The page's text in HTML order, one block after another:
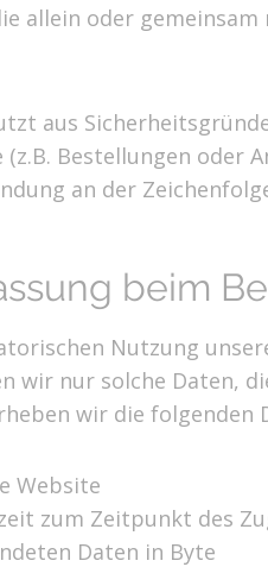
allein oder
aus
Bestellungen oder
an der
beim
Nutzung
wir nur solche Daten,
wir die folgenden
Website
zum Zeitpunkt des
Daten in Byte